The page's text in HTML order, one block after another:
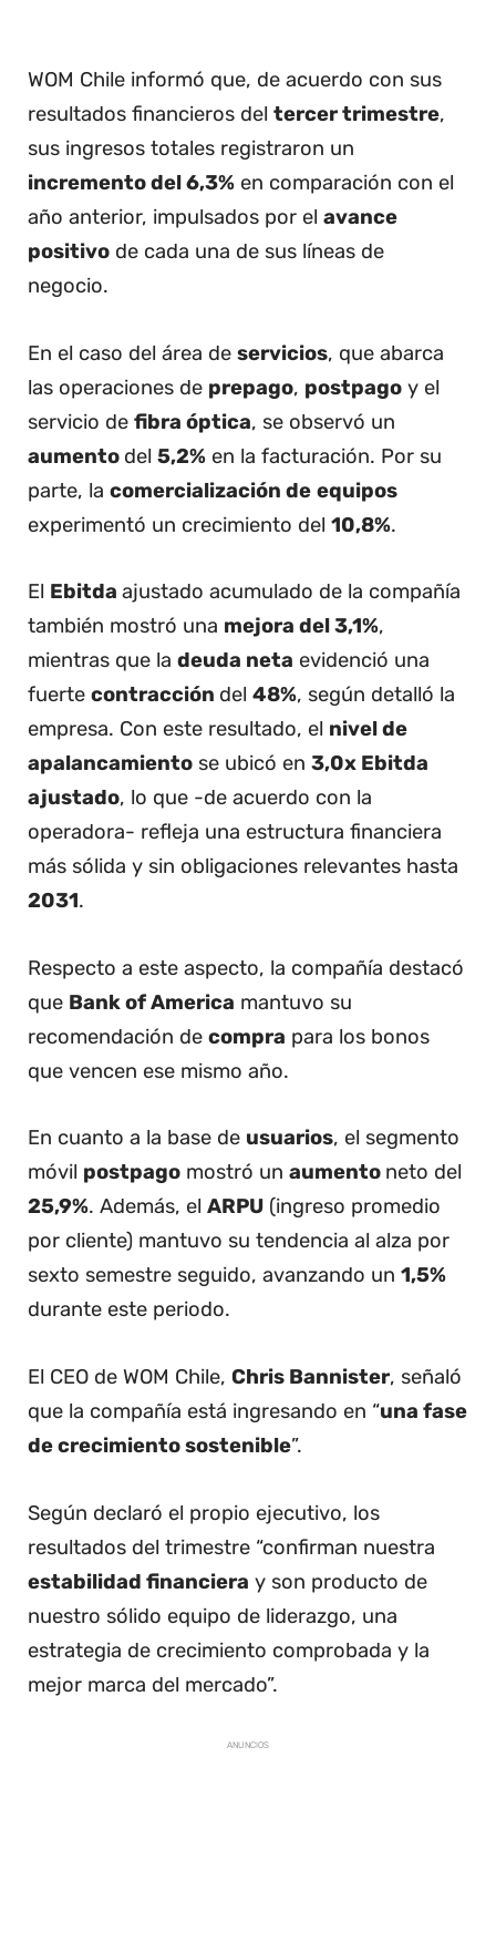
WOM Chile informó que, de acuerdo con sus
resultados financieros del tercer trimestre,
sus ingresos totales registraron un
incremento del 6,3% en comparación con el
año anterior, impulsados por el avance
positivo de cada una de sus líneas de
negocio.
En el caso del área de servicios, que abarca
las operaciones de prepago, postpago y el
servicio de fibra óptica, se observó un
aumento del 5,2% en la facturación. Por su
parte, la comercialización de equipos
experimentó un crecimiento del 10,8%.
El Ebitda ajustado acumulado de la compañía
también mostró una mejora del 3,1%,
mientras que la deuda neta evidenció una
fuerte contracción del 48%, según detalló la
empresa. Con este resultado, el nivel de
apalancamiento se ubicó en 3,0x Ebitda
ajustado, lo que -de acuerdo con la
operadora- refleja una estructura financiera
más sólida y sin obligaciones relevantes hasta
2031.
Respecto a este aspecto, la compañía destacó
que Bank of America mantuvo su
recomendación de compra para los bonos
que vencen ese mismo año.
En cuanto a la base de usuarios, el segmento
móvil postpago mostró un aumento neto del
25,9%. Además, el ARPU (ingreso promedio
por cliente) mantuvo su tendencia al alza por
sexto semestre seguido, avanzando un 1,5%
durante este periodo.
El CEO de WOM Chile, Chris Bannister, señaló
que la compañía está ingresando en “una fase
de crecimiento sostenible”.
Según declaró el propio ejecutivo, los
resultados del trimestre “confirman nuestra
estabilidad financiera y son producto de
nuestro sólido equipo de liderazgo, una
estrategia de crecimiento comprobada y la
mejor marca del mercado”.
ANUNCIOS